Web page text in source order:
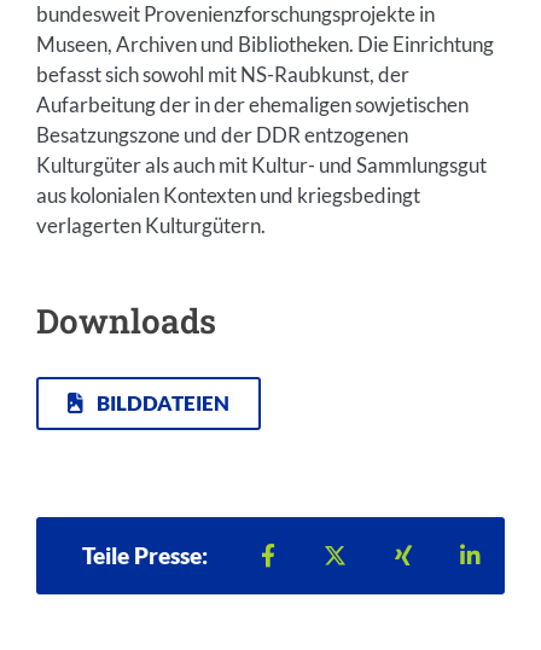
bundesweit Provenienzforschungsprojekte in
Museen, Archiven und Bibliotheken. Die Einrichtung
befasst sich sowohl mit NS-Raubkunst, der
Aufarbeitung der in der ehemaligen sowjetischen
Besatzungszone und der DDR entzogenen
Kulturgüter als auch mit Kultur- und Sammlungsgut
aus kolonialen Kontexten und kriegsbedingt
verlagerten Kulturgütern.
Downloads
BILDDATEIEN
Teile Presse: Teilen auf Facebook
Teilen auf X
Teilen auf